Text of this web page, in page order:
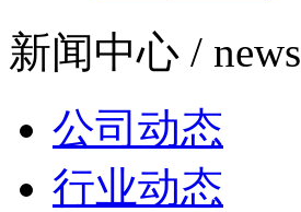
新闻中心 / news
公司动态
行业动态